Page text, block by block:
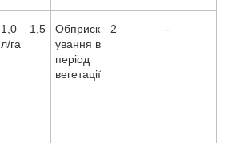
1,0 – 1,5
л/га
Обприск
ування в
період
вегетації
2 -